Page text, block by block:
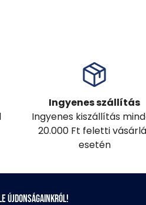
Ingyenes szállítás
Ingyenes kiszállítás
20.000 Ft feletti
esetén
újdonságainkról!